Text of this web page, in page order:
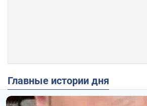
Главные истории дня